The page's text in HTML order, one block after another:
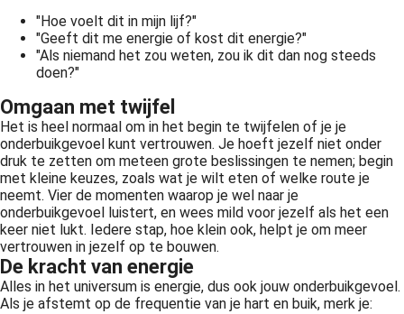
"Hoe voelt dit in mijn lijf?"
"Geeft dit me energie of kost dit energie?"
"Als niemand het zou weten, zou ik dit dan nog steeds
doen?"
Omgaan met twijfel
Het is heel normaal om in het begin te twijfelen of je je
onderbuikgevoel kunt vertrouwen. Je hoeft jezelf niet onder
druk te zetten om meteen grote beslissingen te nemen; begin
met kleine keuzes, zoals wat je wilt eten of welke route je
neemt. Vier de momenten waarop je wel naar je
onderbuikgevoel luistert, en wees mild voor jezelf als het een
keer niet lukt. Iedere stap, hoe klein ook, helpt je om meer
vertrouwen in jezelf op te bouwen.
De kracht van energie
Alles in het universum is energie, dus ook jouw onderbuikgevoel.
Als je afstemt op de frequentie van je hart en buik, merk je: